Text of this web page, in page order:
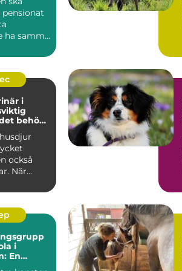
pensionat
ha samma
i
behövs
också
När
i
En